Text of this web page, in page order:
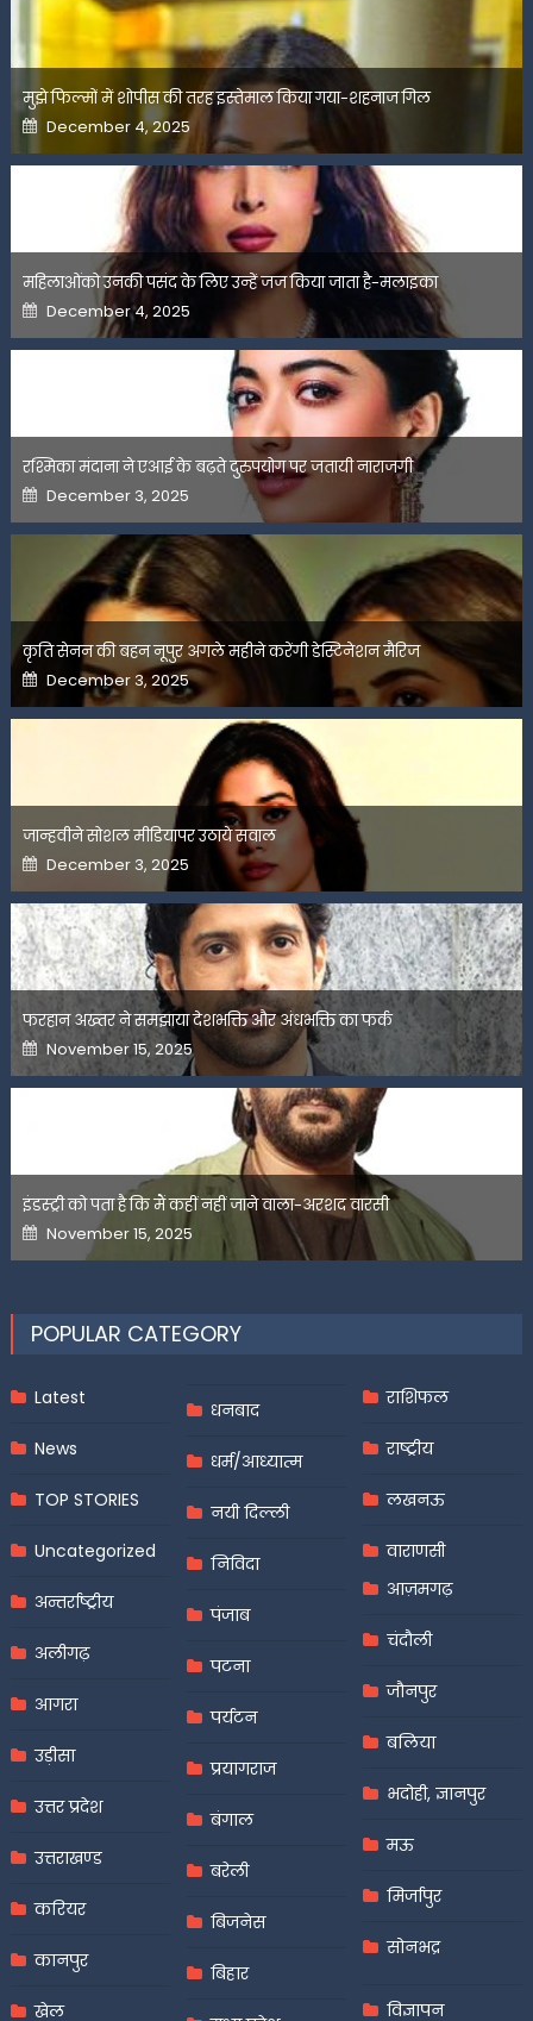
मुझे फिल्मों में शोपीस की तरह इस्तेमाल किया गया-शहनाज गिल
Posted
on
December 4, 2025
महिलाओंको उनकी पसंद के लिए उन्हें जज किया जाता है-मलाइका
Posted
on
December 4, 2025
रश्मिका मंदाना ने एआई के बढ़ते दुरुपयोग पर जतायी नाराजगी
Posted
on
December 3, 2025
कृति सेनन की बहन नूपुर अगले महीने करेंगी डेस्टिनेशन मैरिज
Posted
on
December 3, 2025
जान्हवीने सोशल मीडियापर उठाये सवाल
Posted
on
December 3, 2025
फरहान अख्तर ने समझाया देशभक्ति और अंधभक्ति का फर्क
Posted
on
November 15, 2025
इंडस्ट्री को पता है कि मैं कहीं नहीं जाने वाला-अरशद वारसी
Posted
on
November 15, 2025
POPULAR CATEGORY
Latest
News
TOP STORIES
Uncategorized
अन्तर्राष्ट्रीय
अलीगढ़
आगरा
उड़ीसा
उत्तर प्रदेश
उत्तराखण्ड
करियर
कानपुर
खेल
धनबाद
धर्म/आध्यात्म
नयी दिल्ली
निविदा
पंजाब
पटना
पर्यटन
प्रयागराज
बंगाल
बरेली
बिजनेस
बिहार
राशिफल
राष्ट्रीय
लखनऊ
वाराणसी
आज़मगढ़
चंदौली
जौनपुर
बलिया
भदोही, ज्ञानपुर
मऊ
मिर्जापुर
सोनभद्र
विज्ञापन